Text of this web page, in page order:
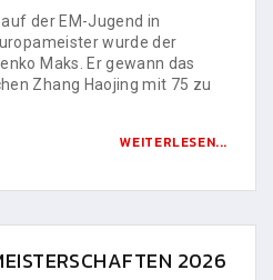
der EM-Jugend in
wurde der
Maks. Er gewann das
Zhang Haojing mit 75 zu
WEITERLESEN...
2026